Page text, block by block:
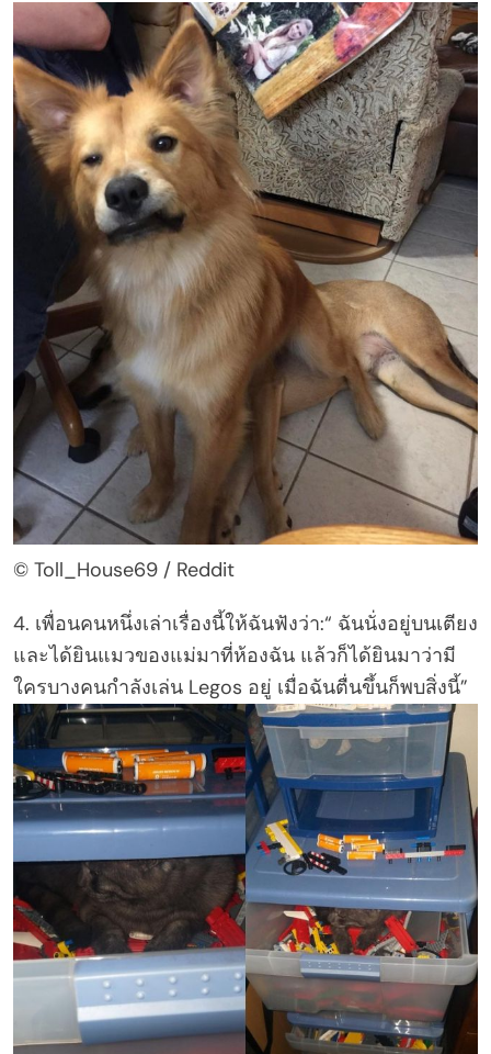
© Toll_House69 / Reddit
4. เพื่อนคนหนึ่งเล่าเรื่องนี้ให้ฉันฟังว่า:“ ฉันนั่งอยู่บนเตียง
และได้ยินแมวของแม่มาที่ห้องฉัน แล้วก็ได้ยินมาว่ามี
ใครบางคนกำลังเล่น Legos อยู่ เมื่อฉันตื่นขึ้นก็พบสิ่งนี้”